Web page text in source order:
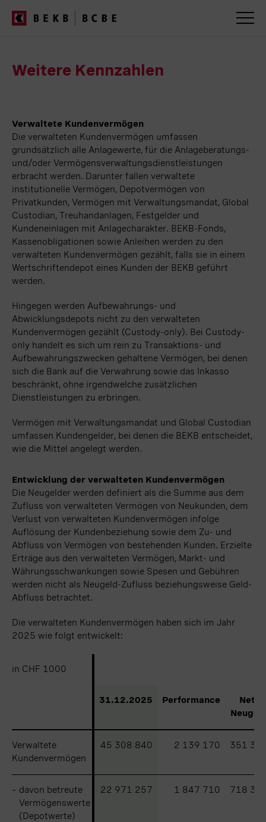
Geschäftsbericht
Weitere Kennzahlen
Verwaltete Kundenvermögen
Die verwalteten Kundenvermögen umfassen
grundsätzlich alle Anlagewerte, für die Anlageberatungs-
und/oder Vermögensverwaltungsdienstleistungen
erbracht werden. Darunter fallen verwaltete
institutionelle Vermögen, Depotvermögen von
Privatkunden, Vermögen mit Verwaltungsmandat, Global
Custodian, Treuhandanlagen, Festgelder und
Kundeneinlagen mit Anlagecharakter. BEKB-Fonds,
Kassenobligationen sowie Anleihen werden zu den
verwalteten Kundenvermögen gezählt, falls sie in einem
Wertschriftendepot eines Kunden der BEKB geführt
werden.
Hingegen werden Aufbewahrungs- und
Abwicklungsdepots nicht zu den verwalteten
Kundenvermögen gezählt (Custody-only). Bei Custody-
only handelt es sich um rein zu Transaktions- und
Aufbewahrungszwecken gehaltene Vermögen, bei denen
sich die Bank auf die Verwahrung sowie das Inkasso
beschränkt, ohne irgendwelche zusätzlichen
Dienstleistungen zu erbringen.
Vermögen mit Verwaltungsmandat und Global Custodian
umfassen Kundengelder, bei denen die BEKB entscheidet,
wie die Mittel angelegt werden.
Entwicklung der verwalteten Kundenvermögen
Die Neugelder werden definiert als die Summe aus dem
Zufluss von verwalteten Vermögen von Neukunden, dem
Verlust von verwalteten Kundenvermögen infolge
Auflösung der Kundenbeziehung sowie dem Zu- und
Abfluss von Vermögen von bestehenden Kunden. Erzielte
Erträge aus den verwalteten Vermögen, Markt- und
Währungsschwankungen sowie Spesen und Gebühren
werden nicht als Neugeld-Zufluss beziehungsweise Geld-
Abfluss betrachtet.
Die verwalteten Kundenvermögen haben sich im Jahr
2025 wie folgt entwickelt:
in CHF 1000
31.12.2025 Performance
Verwaltete
Kundenvermögen
45 308 840 2 139 170 351
– davon betreute
Vermögenswerte
(Depotwerte)
22 971 257 1 847 710 718
in CHF 1000
Verwaltete
Kundenvermögen
– davon betreute
Vermögenswerte
(Depotwerte)